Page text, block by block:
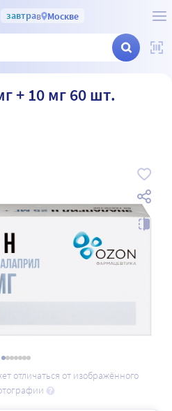
завтрав Москве
+ 10 мг 60 шт.
отличаться от изображённого